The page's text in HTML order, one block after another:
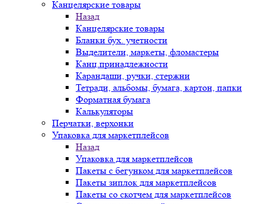
Канцелярские товары
Назад
Канцелярские товары
Бланки бух. учетности
Выделители, маркеты, фломастеры
Канц.принадлежности
Карандаши, ручки, стержни
Тетради, альбомы, бумага, картон, папки
Форматная бумага
Калькуляторы
Перчатки, верхонки
Упаковка для маркетплейсов
Назад
Упаковка для маркетплейсов
Пакеты с бегунком для маркетплейсов
Пакеты зиплок для маркетплейсов
Пакеты со скотчем для маркетплейсов